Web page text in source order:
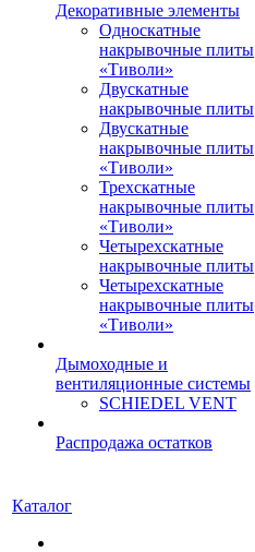
Декоративные элементы
Односкатные
накрывочные плиты
«Тиволи»
Двускатные
накрывочные плиты
Двускатные
накрывочные плиты
«Тиволи»
Трехскатные
накрывочные плиты
«Тиволи»
Четырехскатные
накрывочные плиты
Четырехскатные
накрывочные плиты
«Тиволи»
Дымоходные и
вентиляционные системы
SCHIEDEL VENT
Распродажа остатков
Каталог